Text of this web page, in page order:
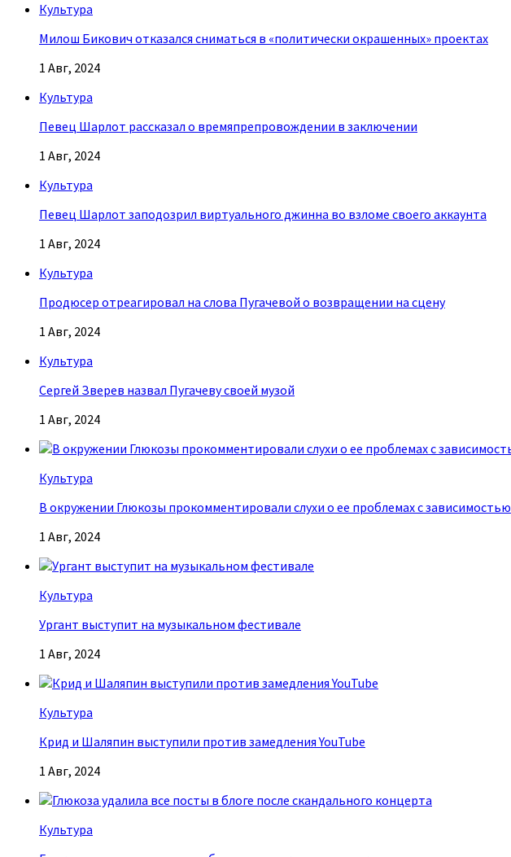
Культура
Милош Бикович отказался сниматься в «политически окрашенных» проектах
1 Авг, 2024
Культура
Певец Шарлот рассказал о времяпрепровождении в заключении
1 Авг, 2024
Культура
Певец Шарлот заподозрил виртуального джинна во взломе своего аккаунта
1 Авг, 2024
Культура
Продюсер отреагировал на слова Пугачевой о возвращении на сцену
1 Авг, 2024
Культура
Сергей Зверев назвал Пугачеву своей музой
1 Авг, 2024
Культура
В окружении Глюкозы прокомментировали слухи о ее проблемах с зависимостью
1 Авг, 2024
Культура
Ургант выступит на музыкальном фестивале
1 Авг, 2024
Культура
Крид и Шаляпин выступили против замедления YouTube
1 Авг, 2024
Культура